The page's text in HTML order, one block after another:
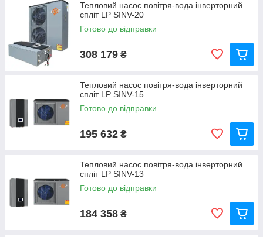
Тепловий насос повітря-вода інверторний
спліт LP SINV-20
Готово до відправки
308 179 ₴
Тепловий насос повітря-вода інверторний
спліт LP SINV-15
Готово до відправки
195 632 ₴
Тепловий насос повітря-вода інверторний
спліт LP SINV-13
Готово до відправки
184 358 ₴